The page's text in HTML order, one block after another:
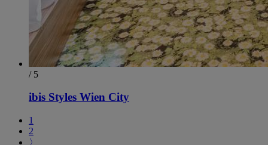
/ 5
ibis Styles Wien City
1
2
〉